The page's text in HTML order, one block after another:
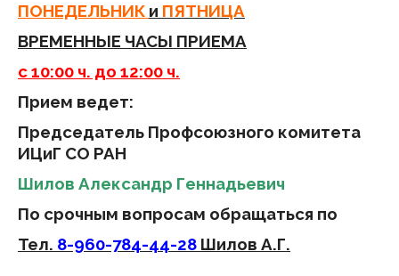
ПОНЕДЕЛЬНИК и ПЯТНИЦА
ВРЕМЕННЫЕ ЧАСЫ ПРИЕМА
с 10:00 ч. до 12:00 ч.
Прием ведет:
Председатель Профсоюзного комитета
ИЦиГ СО РАН
Шилов Александр Геннадьевич
По срочным вопросам обращаться по
Тел. 8-960-784-44-28 Шилов А.Г.